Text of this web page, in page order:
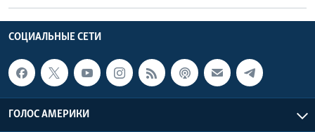
СОЦИАЛЬНЫЕ СЕТИ
ГОЛОС АМЕРИКИ